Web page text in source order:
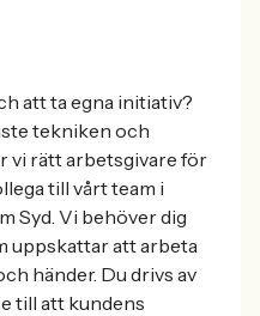
att ta egna initiativ?
tekniken och
vi rätt arbetsgivare för
till vårt team i
Syd. Vi behöver dig
uppskattar att arbeta
händer. Du drivs av
till att kundens